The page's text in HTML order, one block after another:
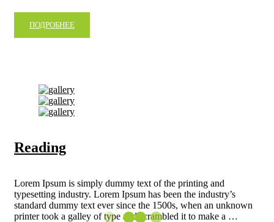
ПОДРОБНЕЕ
Reading
Lorem Ipsum is simply dummy text of the printing and
typesetting industry. Lorem Ipsum has been the industry’s
standard dummy text ever since the 1500s, when an unknown
printer took a galley of type and scrambled it to make a …